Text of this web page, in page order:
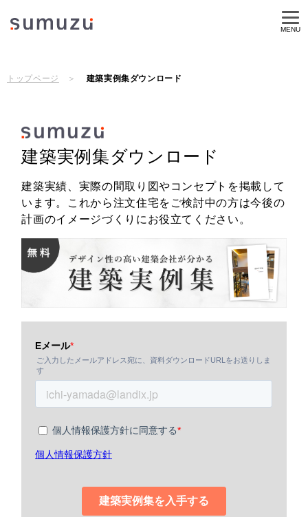
MENU
トップページ 建築実例集ダウンロード
建築実例集ダウンロード
建築実績、実際の間取り図やコンセプトを掲載して
います。これから注文住宅をご検討中の方は今後の
計画のイメージづくりにお役立てください。